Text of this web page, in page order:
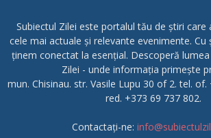
Subiectul Zilei este portalul tău de știri care
cele mai actuale și relevante evenimente.
ținem conectat la esențial. Descoperă
Zilei - unde informația primește
mun. Chisinau. str. Vasile Lupu 30 of 2. tel.
red. +373 69 737 802.
Contactați-ne: